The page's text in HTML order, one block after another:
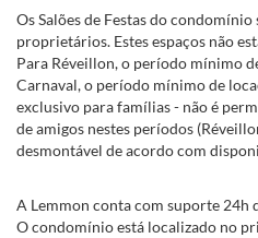
Os Salões de Festas do condomínio
proprietários. Estes espaços não
Para Réveillon, o período mínimo
Carnaval, o período mínimo de
exclusivo para famílias - não é
de amigos nestes períodos
desmontável de acordo com
A Lemmon conta com suporte 24h
O condomínio está localizado no